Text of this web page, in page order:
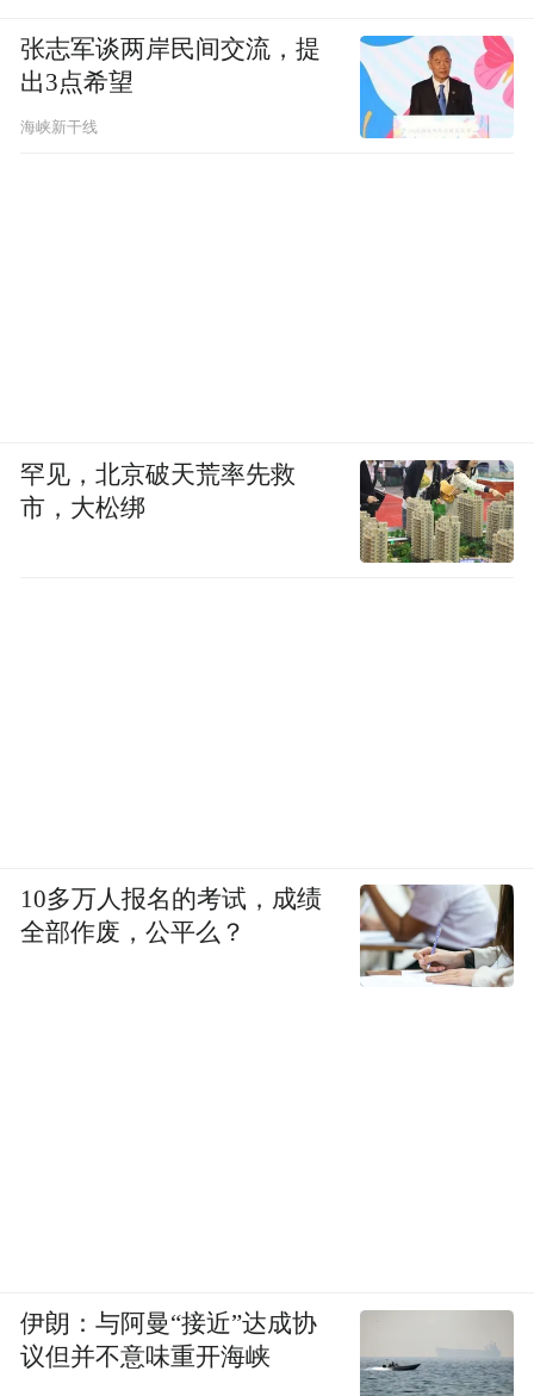
张志军谈两岸民间交流，提
出3点希望
海峡新干线
罕见，北京破天荒率先救
市，大松绑
10多万人报名的考试，成绩
全部作废，公平么？
伊朗：与阿曼“接近”达成协
议但并不意味重开海峡